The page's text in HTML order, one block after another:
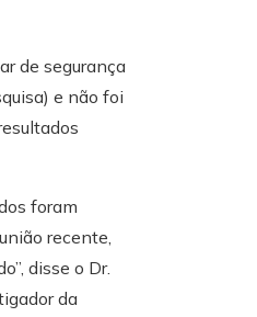
de segurança
e não foi
foram
recente,
disse o Dr.
da